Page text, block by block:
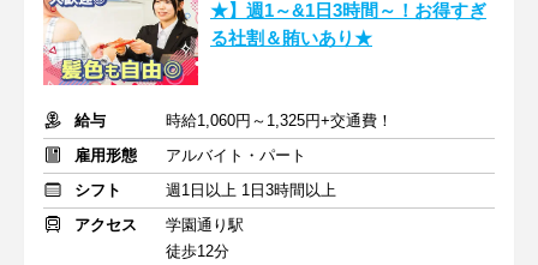
★】週1～&1日3時間～！お得すぎ
る社割＆賄いあり★
給与
時給1,060円～1,325円+交通費！
雇用形態
アルバイト・パート
シフト
週1日以上 1日3時間以上
アクセス
学園通り駅
徒歩12分